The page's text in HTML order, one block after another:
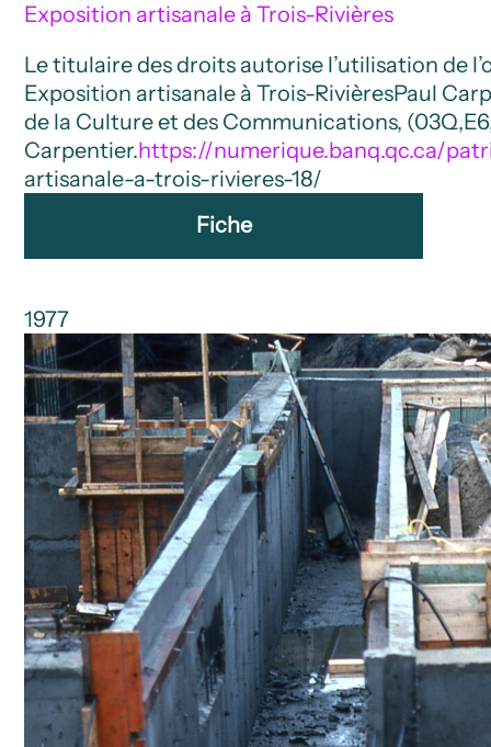
Exposition artisanale à Trois-Rivières
Le titulaire des droits autorise l’utilisation de
Exposition artisanale à Trois-RivièresPaul
de la Culture et des Communications,
Carpentier.https://numerique.banq.qc.ca/
artisanale-a-trois-rivieres-18/
Fiche
1977